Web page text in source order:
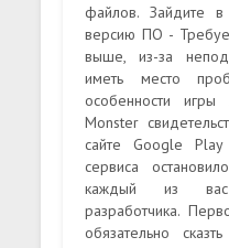
файлов. Зайдите в
версию ПО -
выше, из-за
иметь место
особенности
Monster
сайте Google Play
сервиса
каждый из
разработчика.
обязательно